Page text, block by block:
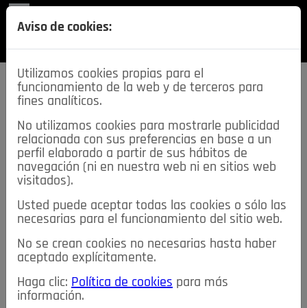
SECCIONES
descarga esta
REVISTA
≡NOTICIAS
NOTICIAS SERVICIOS DE INTERÉS
TABLÓN DE ANUNCIOS MIS ANUNCIOS CONTACTO
NOSOTROS
Aviso de cookies:
Utilizamos cookies propias para el
funcionamiento de la web y de terceros para
fines analíticos.
No utilizamos cookies para mostrarle publicidad
relacionada con sus preferencias en base a un
perfil elaborado a partir de sus hábitos de
navegación (ni en nuestra web ni en sitios web
visitados).
Usted puede aceptar todas las cookies o sólo las
necesarias para el funcionamiento del sitio web.
No se crean cookies no necesarias hasta haber
aceptado explícitamente.
Haga clic: Política de cookies para más
información.